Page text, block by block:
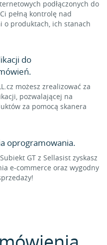
podłączonych do
pełną kontrolę nad
o produktach, ich stanach
do
możesz zrealizować za
pozwalającej na
za pomocą skanera
oprogramowania.
GT z Sellasist zyskasz
e-commerce oraz wygodny